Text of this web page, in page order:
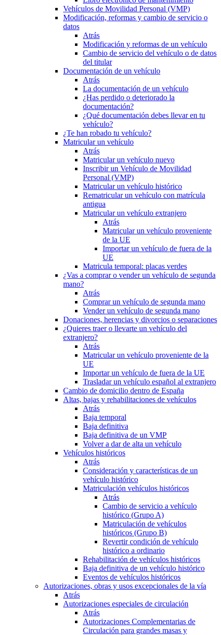
Vehículos de Movilidad Personal (VMP)
Modificación, reformas y cambio de servicio o
datos
Atrás
Modificación y reformas de un vehículo
Cambio de servicio del vehículo o de datos
del titular
Documentación de un vehículo
Atrás
La documentación de un vehículo
¿Has perdido o deteriorado la
documentación?
¿Qué documentación debes llevar en tu
vehículo?
¿Te han robado tu vehículo?
Matricular un vehículo
Atrás
Matricular un vehículo nuevo
Inscribir un Vehículo de Movilidad
Personal (VMP)
Matricular un vehículo histórico
Rematricular un vehículo con matrícula
antigua
Matricular un vehículo extranjero
Atrás
Matricular un vehículo proveniente
de la UE
Importar un vehículo de fuera de la
UE
Matricula temporal: placas verdes
¿Vas a comprar o vender un vehículo de segunda
mano?
Atrás
Comprar un vehículo de segunda mano
Vender un vehículo de segunda mano
Donaciones, herencias y divorcios o separaciones
¿Quieres traer o llevarte un vehículo del
extranjero?
Atrás
Matricular un vehículo proveniente de la
UE
Importar un vehículo de fuera de la UE
Trasladar un vehículo español al extranjero
Cambio de domicilio dentro de España
Altas, bajas y rehabilitaciones de vehículos
Atrás
Baja temporal
Baja definitiva
Baja definitiva de un VMP
Volver a dar de alta un vehículo
Vehículos históricos
Atrás
Consideración y características de un
vehículo histórico
Matriculación vehículos históricos
Atrás
Cambio de servicio a vehículo
histórico (Grupo A)
Matriculación de vehículos
históricos (Grupo B)
Revertir condición de vehículo
histórico a ordinario
Rehabilitación de vehículos históricos
Baja definitiva de un vehículo histórico
Eventos de vehículos históricos
Autorizaciones, obras y usos excepcionales de la vía
Atrás
Autorizaciones especiales de circulación
Atrás
Autorizaciones Complementarias de
Circulación para grandes masas y